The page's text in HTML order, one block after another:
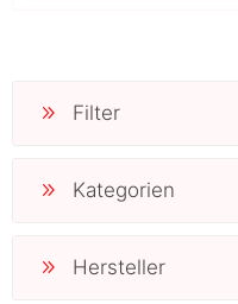
Filter
Kategorien
Hersteller